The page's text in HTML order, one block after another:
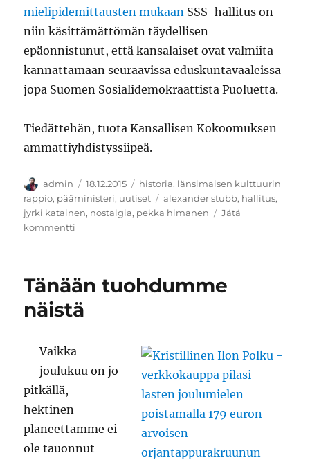
mielipidemittausten mukaan SSS-hallitus on
niin käsittämättömän täydellisen
epäonnistunut, että kansalaiset ovat valmiita
kannattamaan seuraavissa eduskuntavaaleissa
jopa Suomen Sosialidemokraattista Puoluetta.
Tiedättehän, tuota Kansallisen Kokoomuksen
ammattiyhdistyssiipeä.
Kirjoittaja
admin Julkaistu
18.12.2015 Kategoriat
historia, länsimaisen kulttuurin
rappio, pääministeri, uutiset Avainsanat
alexander stubb, hallitus,
jyrki katainen, nostalgia, pekka himanen
Jätä
kommentti
Tänään tuohdumme
näistä
Vaikka
joulukuu on jo
pitkällä,
hektinen
planeettamme ei
ole tauonnut